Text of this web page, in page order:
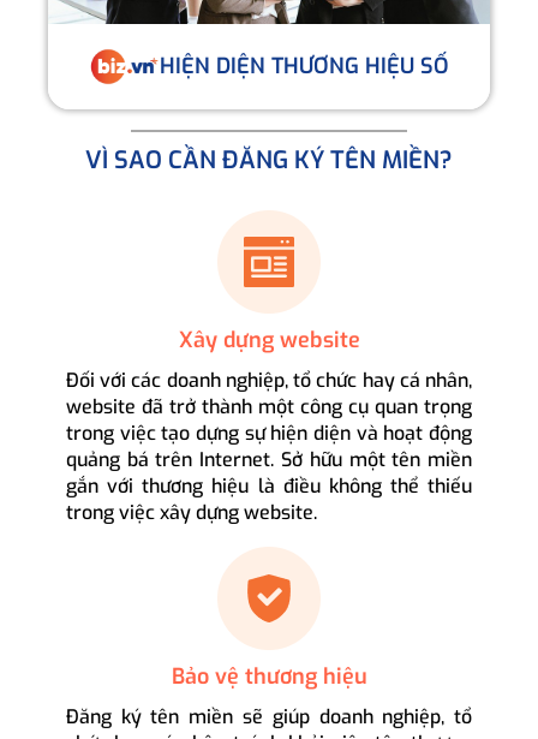
HIỆN DIỆN THƯƠNG HIỆU SỐ
VÌ SAO CẦN ĐĂNG KÝ TÊN MIỀN?
Xây dựng website
Đối với các doanh nghiệp, tổ chức hay cá nhân,
website đã trở thành một công cụ quan trọng
trong việc tạo dựng sự hiện diện và hoạt động
quảng bá trên Internet. Sở hữu một tên miền
gắn với thương hiệu là điều không thể thiếu
trong việc xây dựng website.
Bảo vệ thương hiệu
Đăng ký tên miền sẽ giúp doanh nghiệp, tổ